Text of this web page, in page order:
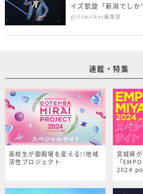
イズ凱旋「新潟でしか
NAMICS presents
girlswalker編集部
連載・特集
高校生が御殿場を変える!!地域
活性プロジェクト
宮城県
「
2024